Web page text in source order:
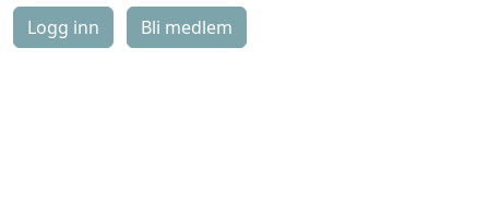
Logg inn